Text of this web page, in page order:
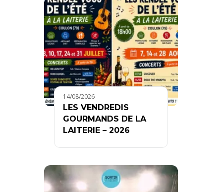
14/08/2026
LES VENDREDIS
GOURMANDS DE LA
LAITERIE – 2026